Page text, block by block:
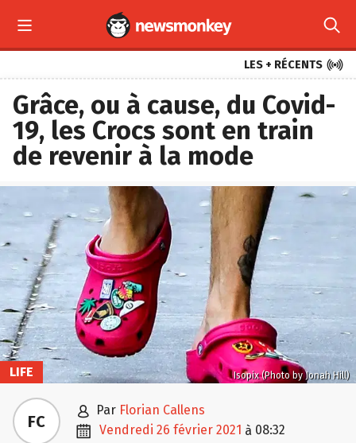
 
LES + RÉCENTS 
Grâce, ou à cause, du Covid-
19, les Crocs sont en train
de revenir à la mode
Isopix (Photo by Jonah Hill)
LIFE
FC  par Florian Callens
 vendredi 26 février 2021 à 08:32